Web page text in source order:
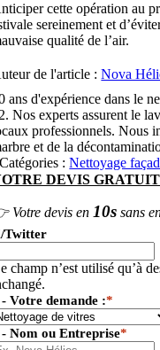
cette opération au
sereinement et
qualité de l’air.
de l'article :Nova
ans d'expérience dans le
Nos experts assurent le
professionnels. Nous
et de la
Catégories :Nettoyage
DEVIS GRATUIT
Votre devis en 10s sans
Twitter
champ n’est utilisé qu’à
- Votre demande :*
- Nom ou Entreprise*